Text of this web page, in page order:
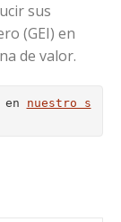
sus
(GEI) en
de valor.
en nuestro s